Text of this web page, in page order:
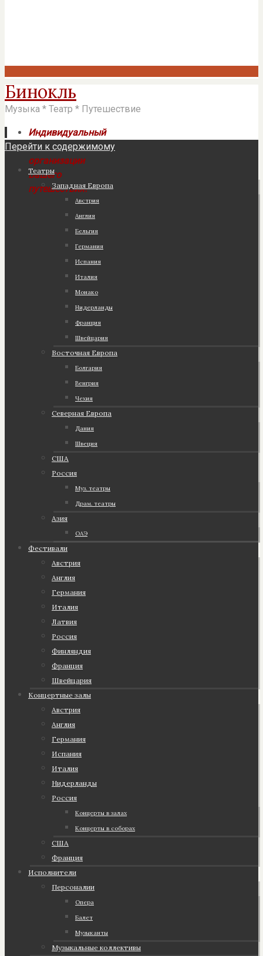
Бинокль
Музыка * Театр * Путешествие
Индивидуальный
подход к
организации
Вашего
путешествия!
Перейти к содержимому
Театры
Западная Европа
Австрия
Англия
Бельгия
Германия
Испания
Италия
Монако
Нидерланды
Франция
Швейцария
Восточная Европа
Болгария
Венгрия
Чехия
Северная Европа
Дания
Швеция
США
Россия
Муз. театры
Драм. театры
Азия
ОАЭ
Фестивали
Австрия
Англия
Германия
Италия
Латвия
Россия
Финляндия
Франция
Швейцария
Концертные залы
Австрия
Англия
Германия
Испания
Италия
Нидерланды
Россия
Концерты в залах
Концерты в соборах
США
Франция
Исполнители
Персоналии
Опера
Балет
Музыканты
Музыкальные коллективы